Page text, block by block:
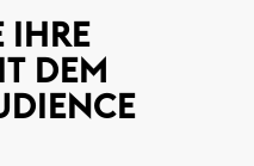
IHRE
DEM